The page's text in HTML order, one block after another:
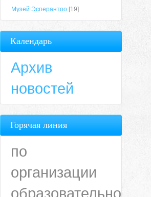
Музей Эсперантоо [19]
Календарь
Архив
новостей
Горячая линия
по
организации
образовательного